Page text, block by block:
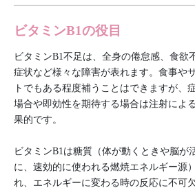
ビタミンB1の役目
ビタミンB1不足は、全身の倦怠感、食欲
症状など様々な障害が表れます。食事や
トでもある程度補うことはできますが、
場合や即効性を期待する場合は注射によ
果的です。
ビタミンB1は糖質（体が動くときや脳が
に、速効的に使われる燃焼エネルギー源
れ、エネルギーに変わる時の反応に不可